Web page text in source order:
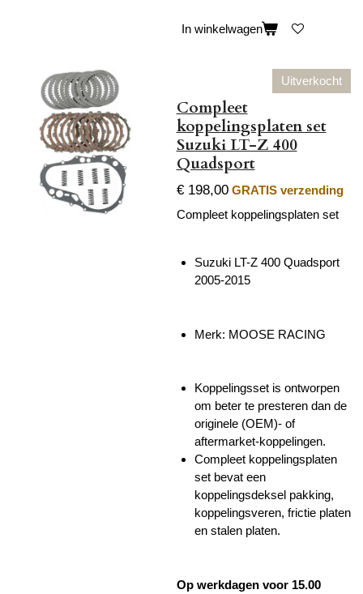
In winkelwagen
Uitverkocht
Compleet
koppelingsplaten set
Suzuki LT-Z 400
Quadsport
€ 198,00 GRATIS verzending
Compleet koppelingsplaten set
Suzuki LT-Z 400 Quadsport
2005-2015
Merk: MOOSE RACING
Koppelingsset is ontworpen
om beter te presteren dan de
originele (OEM)- of
aftermarket-koppelingen.
Compleet koppelingsplaten
set bevat een
koppelingsdeksel pakking,
koppelingsveren, frictie platen
en stalen platen.
Op werkdagen voor 15.00